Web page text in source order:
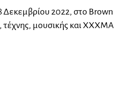
Δεκεμβρίου 2022, στο Brown
μουσικής και